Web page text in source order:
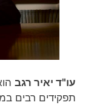
עו"ד יאיר רגב
תפקידים רבים